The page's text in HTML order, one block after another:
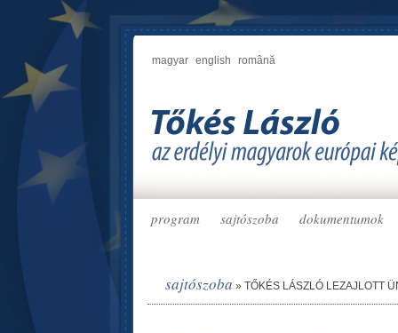
magyar english română
program sajtószoba dokumentumok
sajtószoba » TŐKÉS LÁSZLÓ LEZAJLOTT